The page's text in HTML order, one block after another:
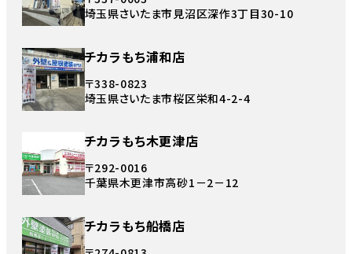
埼玉県さいたま市見沼区深作3丁目30-10
チカラもち浦和店
〒338-0823
埼玉県さいたま市桜区栄和4-2-4
チカラもち木更津店
〒292-0016
千葉県木更津市高砂1－2－12
チカラもち船橋店